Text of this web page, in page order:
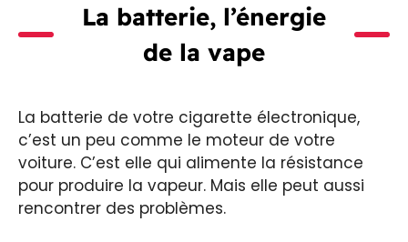
La batterie, l’énergie
de la vape
La batterie de votre cigarette électronique,
c’est un peu comme le moteur de votre
voiture. C’est elle qui alimente la résistance
pour produire la vapeur. Mais elle peut aussi
rencontrer des problèmes.